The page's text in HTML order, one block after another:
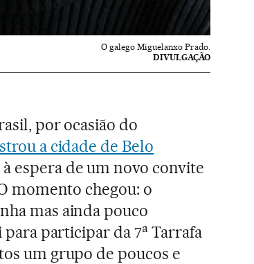
O galego Miguelanxo Prado.
DIVULGAÇÃO
por ocasião do
a cidade de Belo
espera de um novo convite
momento chegou: o
mas ainda pouco
para participar da 7a Tarrafa
um grupo de poucos e